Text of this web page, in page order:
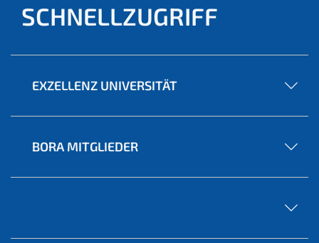
SCHNELLZUGRIFF
EXZELLENZ UNIVERSITÄT
BORA MITGLIEDER